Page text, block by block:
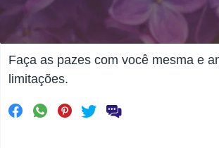
Faça as pazes com você mesma e
limitações.